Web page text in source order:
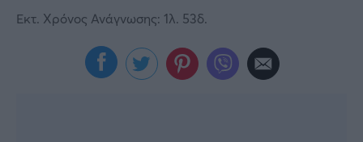
Εκτ. Χρόνος Ανάγνωσης: 1λ. 53δ.